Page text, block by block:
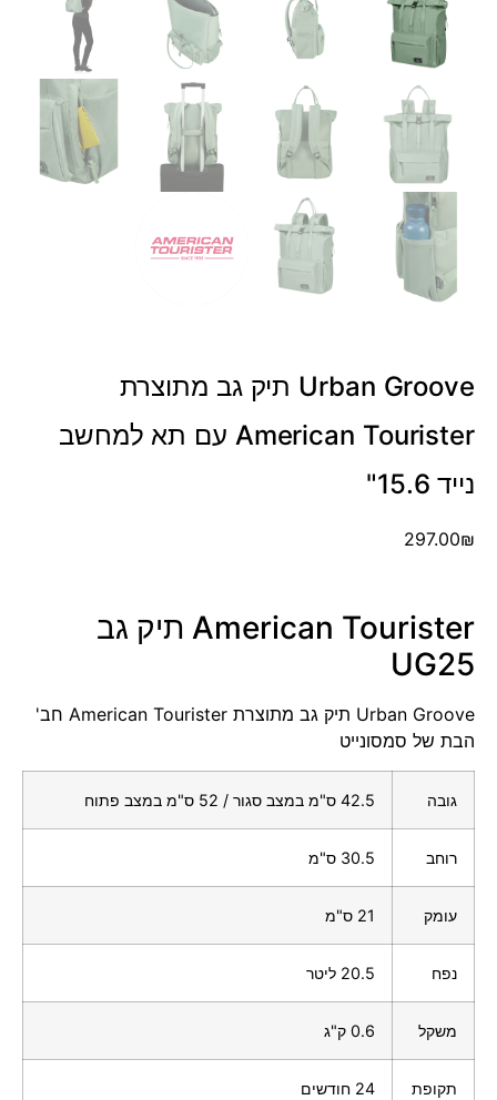
Urban Groove תיק גב מתוצרת
American Tourister עם תא למחשב
נייד 15.6"
297.00₪
American Tourister תיק גב
UG25
Urban Groove תיק גב מתוצרת American Tourister חב'
הבת של סמסונייט
גובה 42.5 ס"מ במצב סגור / 52 ס"מ במצב פתוח
רוחב 30.5 ס"מ
עומק 21 ס"מ
נפח 20.5 ליטר
משקל 0.6 ק"ג
תקופת
24 חודשים